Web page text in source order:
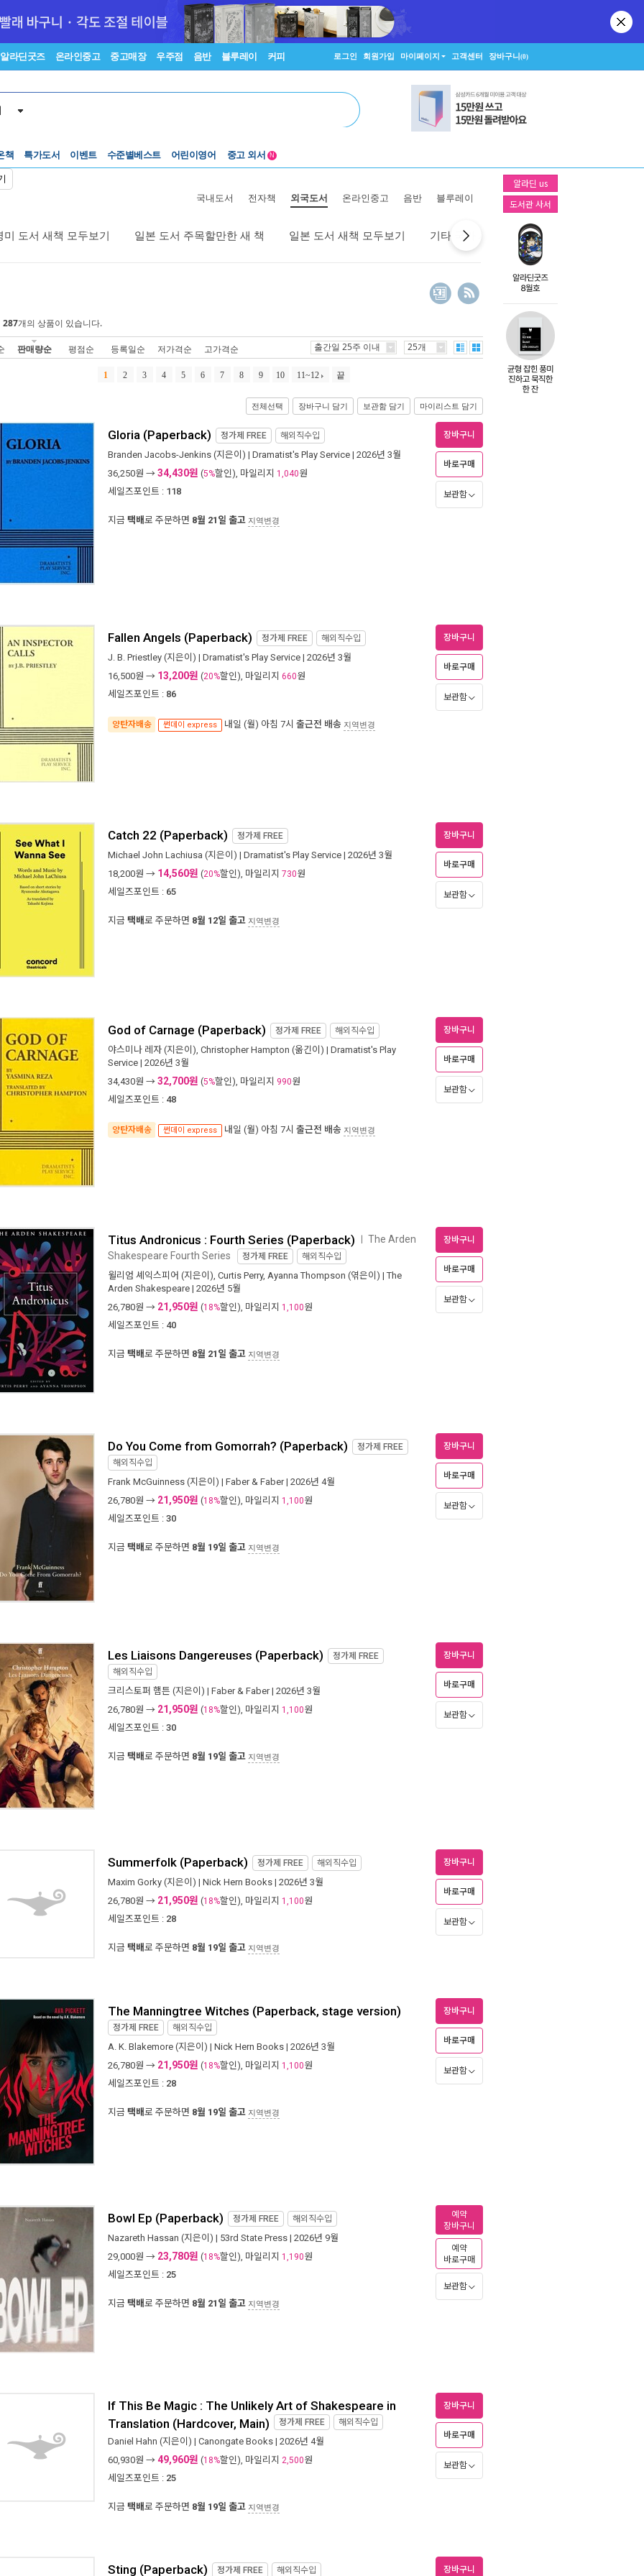
알라딘굿즈 온라인중고 중고매장 우주점 음반 블루레이 커피 로그인 회원가입 마이페이지 고객센터 장바구니(0)
책 특가도서 이벤트
수준별베스트
어린이영어
중고 외서
N
알라딘 us
도서관 사서
국내도서 전자책 외국도서 온라인중고 음반 블루레이
미 도서 새책 모두보기 일본 도서 주목할만한 새 책 일본 도서 새책 모두보기 기타 국가 새책 모두보기
287개의 상품이 있습니다.
판매량순 평점순 등록일순 저가격순 고가격순 출간일 25주 이내 25개
1 2 3 4 5 6 7 8 9 10 11~12 끝
전체선택 장바구니 담기 보관함 담기 마이리스트 담기
Gloria (Paperback) 정가제 FREE 해외직수입
Branden Jacobs-Jenkins (지은이) | Dramatist's Play Service | 2026년 3월
36,250원 → 34,430원 (5%할인), 마일리지 1,040원
세일즈포인트 : 118
지금 택배로 주문하면 8월 21일 출고 지역변경
장바구니
바로구매
보관함
Fallen Angels (Paperback) 정가제 FREE 해외직수입
J. B. Priestley (지은이) | Dramatist's Play Service | 2026년 3월
16,500원 → 13,200원 (20%할인), 마일리지 660원
세일즈포인트 : 86
양탄자배송 썬데이 express 내일 (월) 아침 7시 출근전 배송 지역변경
장바구니
바로구매
보관함
Catch 22 (Paperback) 정가제 FREE
Michael John Lachiusa (지은이) | Dramatist's Play Service | 2026년 3월
18,200원 → 14,560원 (20%할인), 마일리지 730원
세일즈포인트 : 65
지금 택배로 주문하면 8월 12일 출고 지역변경
장바구니
바로구매
보관함
God of Carnage (Paperback) 정가제 FREE 해외직수입
야스미나 레자 (지은이), Christopher Hampton (옮긴이) | Dramatist's Play
Service | 2026년 3월
34,430원 → 32,700원 (5%할인), 마일리지 990원
세일즈포인트 : 48
양탄자배송 썬데이 express 내일 (월) 아침 7시 출근전 배송 지역변경
장바구니
바로구매
보관함
Titus Andronicus : Fourth Series (Paperback) The Arden
Shakespeare Fourth Series 정가제 FREE 해외직수입
윌리엄 셰익스피어 (지은이), Curtis Perry, Ayanna Thompson (엮은이) |The
Arden Shakespeare | 2026년 5월
26,780원 → 21,950원 (18%할인), 마일리지 1,100원
세일즈포인트 : 40
지금 택배로 주문하면 8월 21일 출고 지역변경
장바구니
바로구매
보관함
Do You Come from Gomorrah? (Paperback) 정가제 FREE
해외직수입
Frank McGuinness (지은이) | Faber & Faber| 2026년 4월
26,780원 → 21,950원 (18%할인), 마일리지 1,100원
세일즈포인트 : 30
지금 택배로 주문하면 8월 19일 출고 지역변경
장바구니
바로구매
보관함
Les Liaisons Dangereuses (Paperback) 정가제 FREE
해외직수입
크리스토퍼 햄튼 (지은이) | Faber & Faber| 2026년 3월
26,780원 → 21,950원 (18%할인), 마일리지 1,100원
세일즈포인트 : 30
지금 택배로 주문하면 8월 19일 출고 지역변경
장바구니
바로구매
보관함
Summerfolk (Paperback) 정가제 FREE 해외직수입
Maxim Gorky (지은이) | Nick Hern Books | 2026년 3월
26,780원 → 21,950원 (18%할인), 마일리지 1,100원
세일즈포인트 : 28
지금 택배로 주문하면 8월 19일 출고 지역변경
장바구니
바로구매
보관함
The Manningtree Witches (Paperback, stage version)
정가제 FREE 해외직수입
A. K. Blakemore (지은이) | Nick Hern Books | 2026년 3월
26,780원 → 21,950원 (18%할인), 마일리지 1,100원
세일즈포인트 : 28
지금 택배로 주문하면 8월 19일 출고 지역변경
장바구니
바로구매
보관함
Bowl Ep (Paperback) 정가제 FREE 해외직수입
Nazareth Hassan (지은이) | 53rd State Press | 2026년 9월
29,000원 → 23,780원 (18%할인), 마일리지 1,190원
세일즈포인트 : 25
지금 택배로 주문하면 8월 21일 출고 지역변경
예약
장바구니
예약
바로구매
보관함
If This Be Magic : The Unlikely Art of Shakespeare in
Translation (Hardcover, Main) 정가제 FREE 해외직수입
Daniel Hahn (지은이) | Canongate Books | 2026년 4월
60,930원 → 49,960원 (18%할인), 마일리지 2,500원
세일즈포인트 : 25
지금 택배로 주문하면 8월 19일 출고 지역변경
장바구니
바로구매
보관함
Sting (Paperback) 정가제 FREE 해외직수입 장바구니